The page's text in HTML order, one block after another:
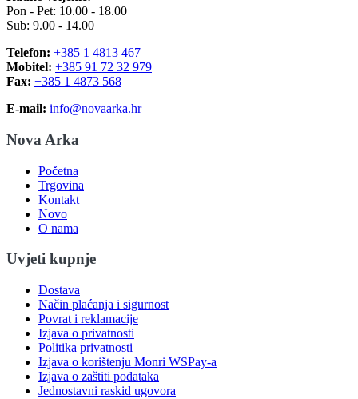
Pon - Pet: 10.00 - 18.00
Sub: 9.00 - 14.00
Telefon: +385 1 4813 467
Mobitel: +385 91 72 32 979
Fax: +385 1 4873 568
E-mail: info@novaarka.hr
Nova Arka
Početna
Trgovina
Kontakt
Novo
O nama
Uvjeti kupnje
Dostava
Način plaćanja i sigurnost
Povrat i reklamacije
Izjava o privatnosti
Politika privatnosti
Izjava o korištenju Monri WSPay-a
Izjava o zaštiti podataka
Jednostavni raskid ugovora